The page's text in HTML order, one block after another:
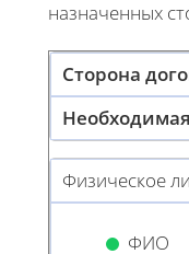
назначенных
Сторона
Физическое
ФИО